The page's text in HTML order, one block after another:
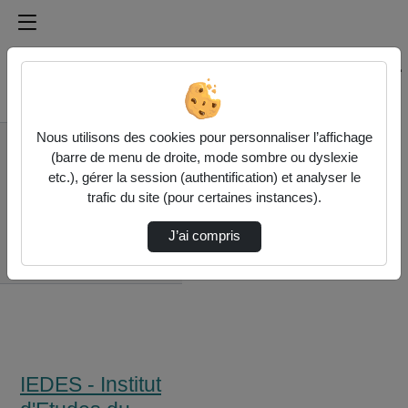
Médiathèque de l'université Paris
Rechercher un média sur Médiathèque de l'université
Accueil
IEDES - Institut
d'Etudes du
Développement de la
IEDES - Institut
Nous utilisons des cookies pour personnaliser l’affichage
(barre de menu de droite, mode sombre ou dyslexie
etc.), gérer la session (authentification) et analyser le
trafic du site (pour certaines instances).
J’ai compris